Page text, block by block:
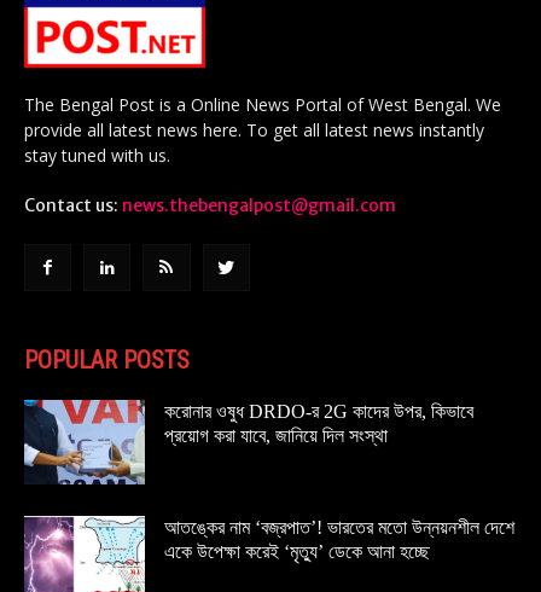
The Bengal Post is a Online News Portal of West Bengal. We
provide all latest news here. To get all latest news instantly
stay tuned with us.
Contact us: news.thebengalpost@gmail.com
POPULAR POSTS
করোনার ওষুধ DRDO-র 2G কাদের উপর, কিভাবে
প্রয়োগ করা যাবে, জানিয়ে দিল সংস্থা
আতঙ্কের নাম ‘বজ্রপাত’! ভারতের মতো উন্নয়নশীল দেশে
একে উপেক্ষা করেই ‘মৃত্যু’ ডেকে আনা হচ্ছে